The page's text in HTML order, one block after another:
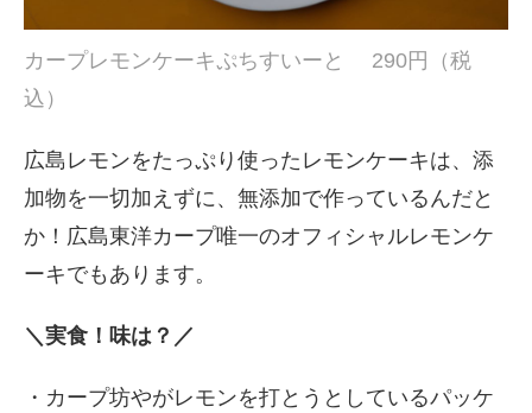
カープレモンケーキぷちすいーと 290円（税
込）
広島レモンをたっぷり使ったレモンケーキは、添
加物を一切加えずに、無添加で作っているんだと
か！広島東洋カープ唯一のオフィシャルレモンケ
ーキでもあります。
＼実食！味は？／
・カープ坊やがレモンを打とうとしているパッケ